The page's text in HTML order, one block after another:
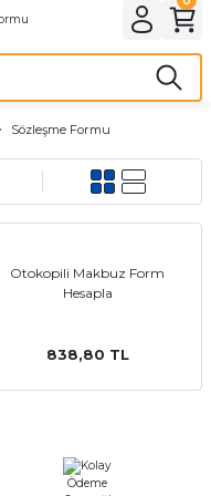
Sözleşme Formu
Otokopili Makbuz Form
Hesapla
838,80 TL